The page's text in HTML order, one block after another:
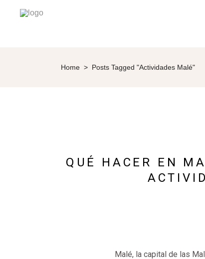
Home > Posts Tagged "Actividades Malé"
QUÉ HACER EN
Malé, la capital de las